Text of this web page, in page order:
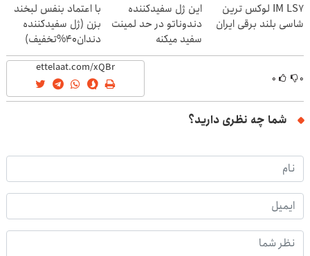
IM LS7 لوکس ترین
شاسی بلند برقی ایران
این ژل سفیدکننده
دندوناتو در حد لمینت
سفید میکنه
(40%تخفیف)
با اعتماد بنفس لبخند
بزن (ژل سفیدکننده
دندان40%تخفیف)
۰ ۰
شما چه نظری دارید؟